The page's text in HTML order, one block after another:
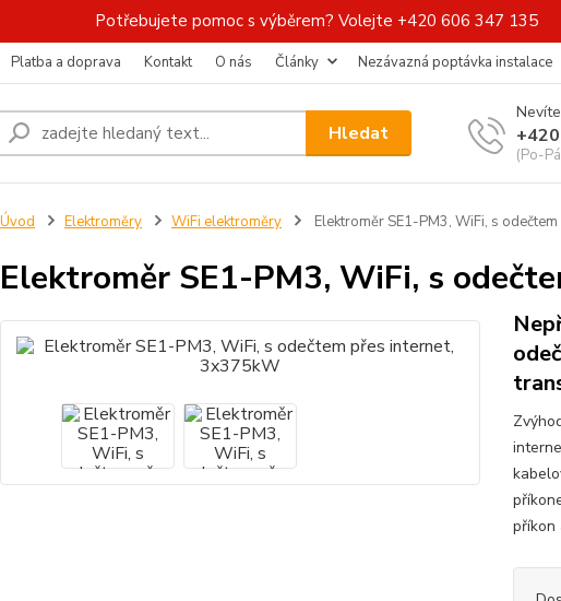
Potřebujete pomoc s výběrem? Volejte +420 606 347 135
Platba a doprava Kontakt O nás Články Nezávazná poptávka instalace
Hledat
(Po-
Úvod Elektroměry WiFi elektroměry Elektroměr SE1-PM3, WiFi, s
Elektroměr SE1-PM3, WiFi, s
příkon